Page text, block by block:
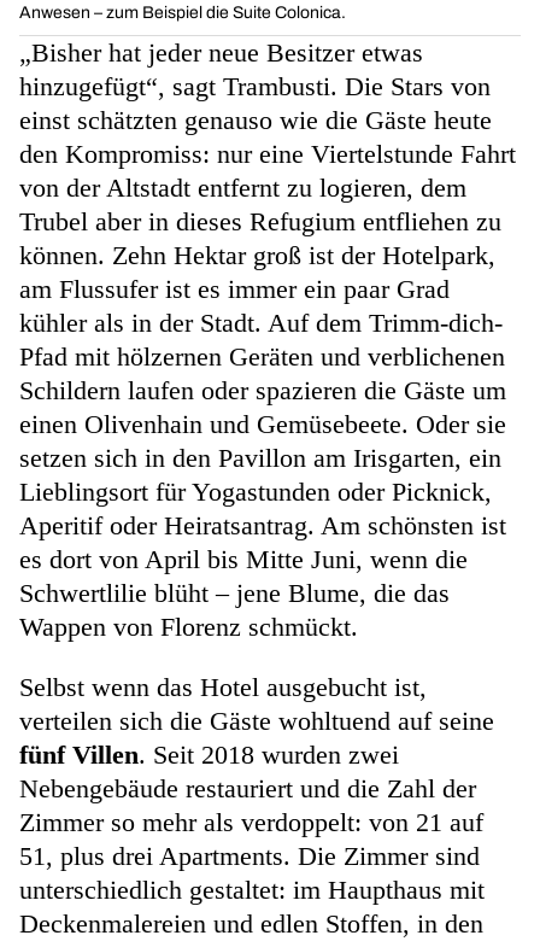
Anwesen – zum Beispiel die Suite Colonica.
„Bisher hat jeder neue Besitzer etwas
hinzugefügt“, sagt Trambusti. Die Stars von
einst schätzten genauso wie die Gäste heute
den Kompromiss: nur eine Viertelstunde Fahrt
von der Altstadt entfernt zu logieren, dem
Trubel aber in dieses Refugium entfliehen zu
können. Zehn Hektar groß ist der Hotelpark,
am Flussufer ist es immer ein paar Grad
kühler als in der Stadt. Auf dem Trimm-dich-
Pfad mit hölzernen Geräten und verblichenen
Schildern laufen oder spazieren die Gäste um
einen Olivenhain und Gemüsebeete. Oder sie
setzen sich in den Pavillon am Irisgarten, ein
Lieblingsort für Yogastunden oder Picknick,
Aperitif oder Heiratsantrag. Am schönsten ist
es dort von April bis Mitte Juni, wenn die
Schwertlilie blüht – jene Blume, die das
Wappen von Florenz schmückt.
Selbst wenn das Hotel ausgebucht ist,
verteilen sich die Gäste wohltuend auf seine
fünf Villen. Seit 2018 wurden zwei
Nebengebäude restauriert und die Zahl der
Zimmer so mehr als verdoppelt: von 21 auf
51, plus drei Apartments. Die Zimmer sind
unterschiedlich gestaltet: im Haupthaus mit
Deckenmalereien und edlen Stoffen, in den